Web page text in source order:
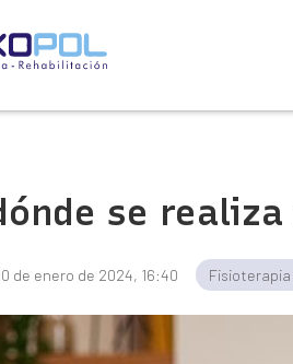
se
de enero de 2024, 16:40